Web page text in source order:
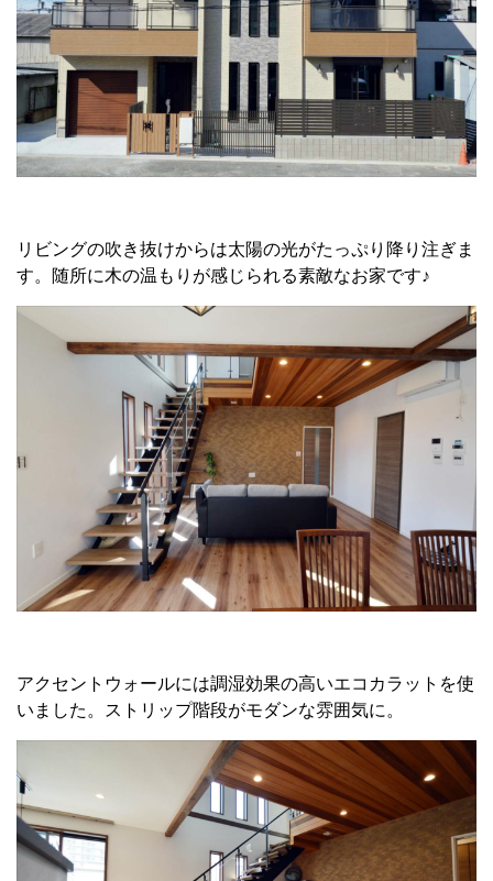
リビングの吹き抜けからは太陽の光がたっぷり降り注ぎま
す。随所に木の温もりが感じられる素敵なお家です♪
アクセントウォールには調湿効果の高いエコカラットを使
いました。ストリップ階段がモダンな雰囲気に。